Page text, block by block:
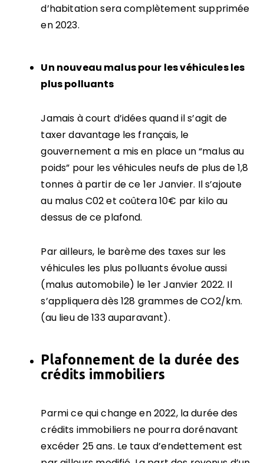
d’habitation sera complètement supprimée
en 2023.
Un nouveau malus pour les véhicules les
plus polluants
Jamais à court d’idées quand il s’agit de
taxer davantage les français, le
gouvernement a mis en place un “malus au
poids” pour les véhicules neufs de plus de 1,8
tonnes à partir de ce 1er Janvier. Il s’ajoute
au malus C02 et coûtera 10€ par kilo au
dessus de ce plafond.
Par ailleurs, le barème des taxes sur les
véhicules les plus polluants évolue aussi
(malus automobile) le 1er Janvier 2022. Il
s’appliquera dès 128 grammes de CO2/km.
(au lieu de 133 auparavant).
Plafonnement de la durée des
crédits immobiliers
Parmi ce qui change en 2022, la durée des
crédits immobiliers ne pourra dorénavant
excéder 25 ans. Le taux d’endettement est